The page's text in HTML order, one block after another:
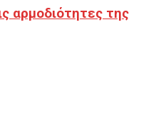
αρμοδιότητες της